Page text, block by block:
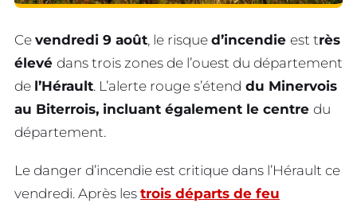
Ce vendredi 9 août, le risque d’incendie est très
élevé dans trois zones de l’ouest du département
de l’Hérault. L’alerte rouge s’étend du Minervois
au Biterrois, incluant également le centre du
département.
Le danger d’incendie est critique dans l’Hérault ce
vendredi. Après les trois départs de feu